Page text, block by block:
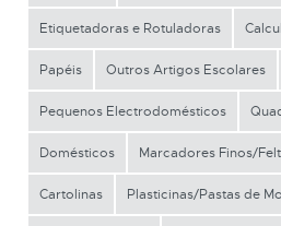
Etiquetadoras e Rotuladoras
Papéis Outros Artigos Escolares
Pequenos Electrodomésticos
Domésticos Marcadores Finos/
Cartolinas Plasticinas/Pastas de